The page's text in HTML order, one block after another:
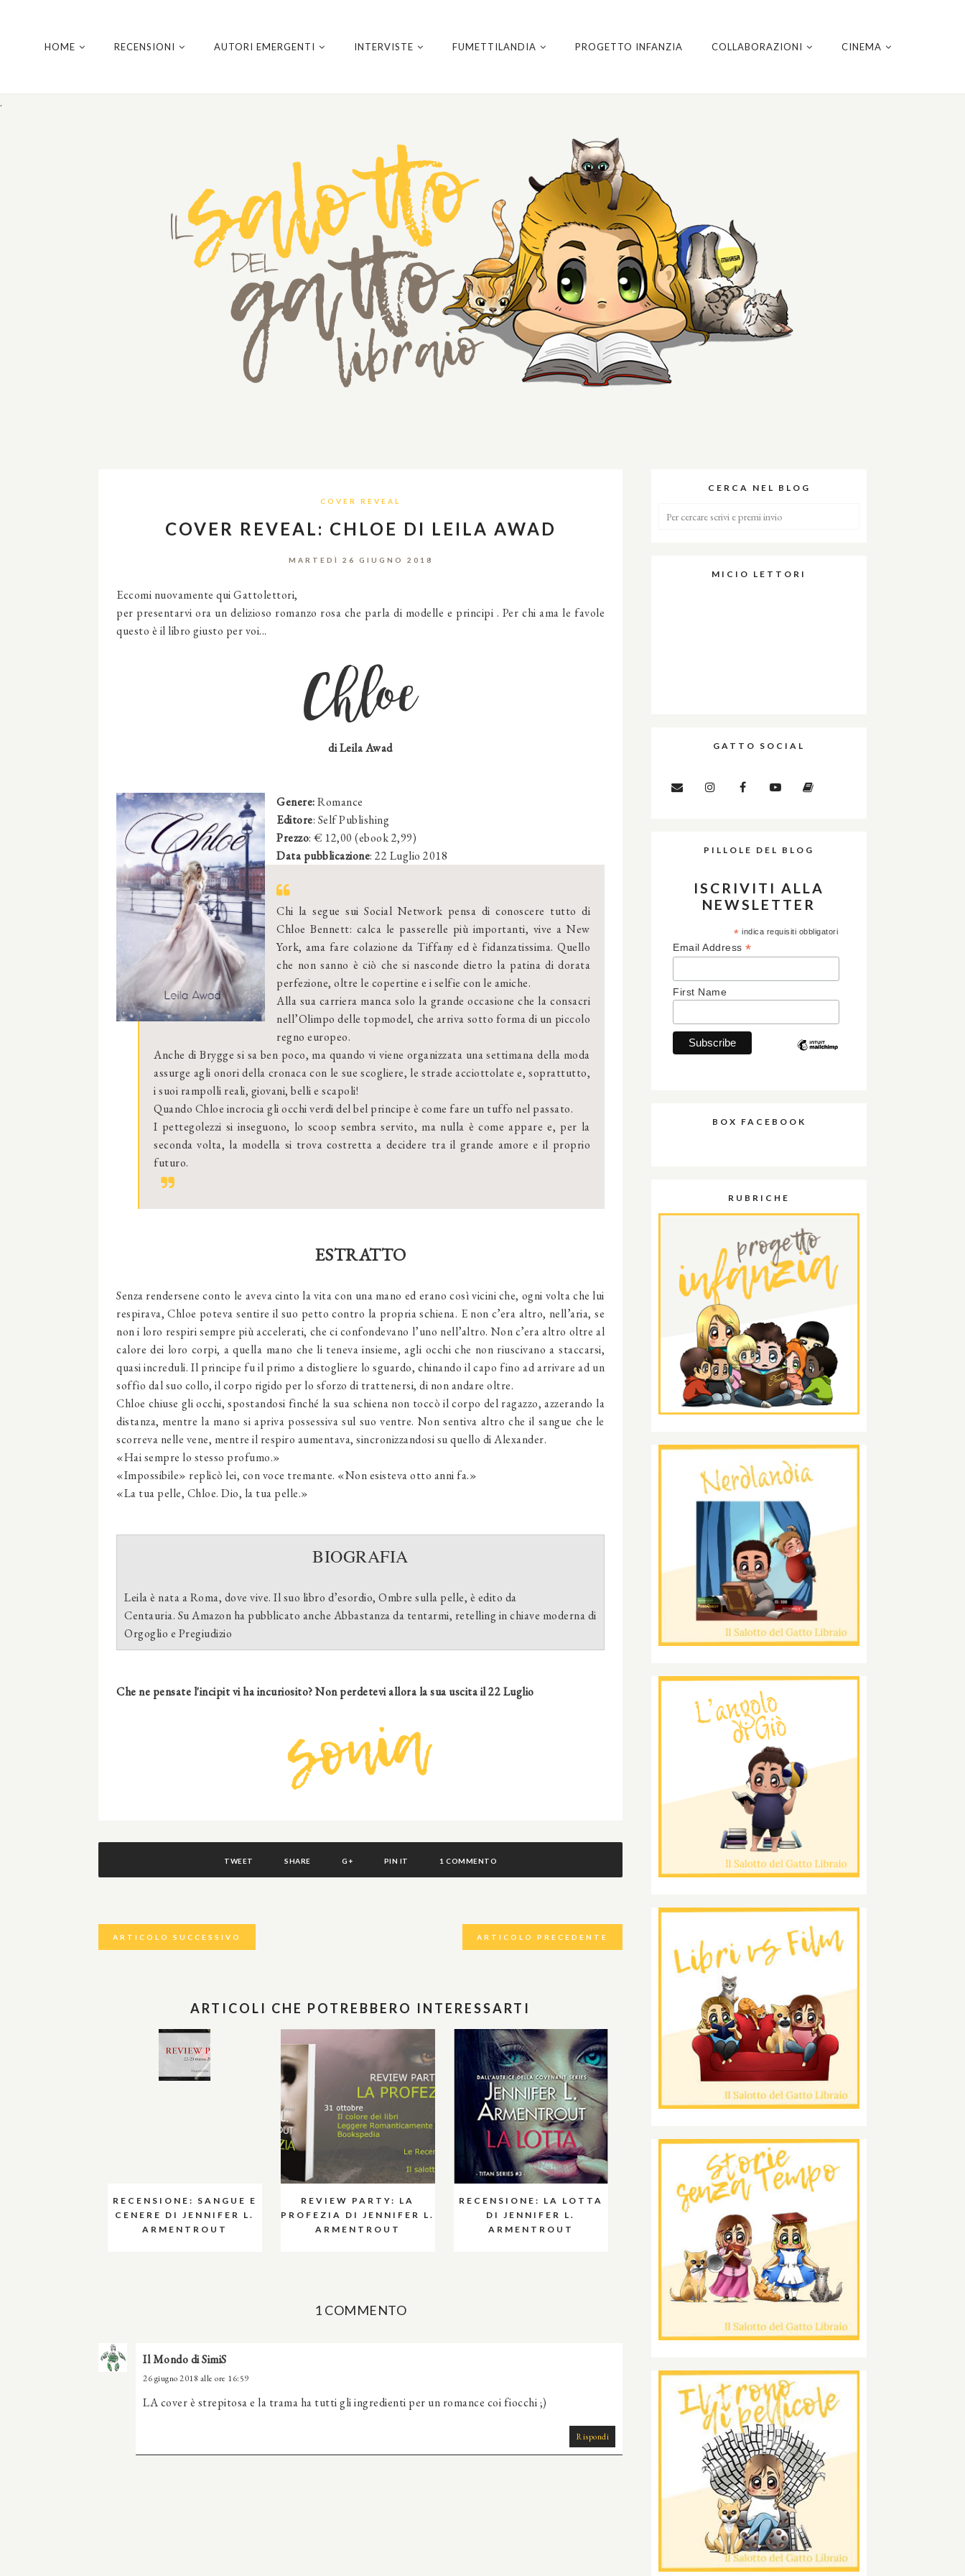
.
HOME RECENSIONI AUTORI EMERGENTI INTERVISTE FUMETTILANDIA PROGETTO INFANZIA COLLABORAZIONI CINEMA
COVER REVEAL
COVER REVEAL: CHLOE DI LEILA AWAD
MARTEDÌ 26 GIUGNO 2018
Eccomi nuovamente qui Gattolettori,
per presentarvi ora un delizioso romanzo rosa che parla di modelle e principi . Per chi ama le favole
questo è il libro giusto per voi...
Chloe
diLeila Awad
Genere:Romance
Editore: Self Publishing
Prezzo: € 12,00 (ebook 2,99)
Data pubblicazione: 22 Luglio 2018
Chi la segue sui Social Network pensa di conoscere tutto di
Chloe Bennett: calca le passerelle più importanti, vive a New
York, ama fare colazione da Tiffany ed è fidanzatissima. Quello
che non sanno è ciò che si nasconde dietro la patina di dorata
perfezione, oltre le copertine e i selfie con le amiche.
Alla sua carriera manca solo la grande occasione che la consacri
nell’Olimpo delle topmodel, che arriva sotto forma di un piccolo
regno europeo.
Anche di Brygge si sa ben poco, ma quando vi viene organizzata una settimana della moda
assurge agli onori della cronaca con le sue scogliere, le strade acciottolate e, soprattutto,
i suoi rampolli reali, giovani, belli e scapoli!
Quando Chloe incrocia gli occhi verdi del bel principe è come fare un tuffo nel passato.
I pettegolezzi si inseguono, lo scoop sembra servito, ma nulla è come appare e, per la
seconda volta, la modella si trova costretta a decidere tra il grande amore e il proprio
futuro.
ESTRATTO
Senza rendersene conto le aveva cinto la vita con una mano ed erano così vicini che, ogni volta che lui
respirava, Chloe poteva sentire il suo petto contro la propria schiena. E non c’era altro, nell’aria, se
non i loro respiri sempre più accelerati, che ci confondevano l’uno nell’altro. Non c’era altro oltre al
calore dei loro corpi, a quella mano che li teneva insieme, agli occhi che non riuscivano a staccarsi,
quasi increduli. Il principe fu il primo a distogliere lo sguardo, chinando il capo fino ad arrivare ad un
soffio dal suo collo, il corpo rigido per lo sforzo di trattenersi, di non andare oltre.
Chloe chiuse gli occhi, spostandosi finché la sua schiena non toccò il corpo del ragazzo, azzerando la
distanza, mentre la mano si apriva possessiva sul suo ventre. Non sentiva altro che il sangue che le
scorreva nelle vene, mentre il respiro aumentava, sincronizzandosi su quello di Alexander.
«Hai sempre lo stesso profumo.»
«Impossibile» replicò lei, con voce tremante. «Non esisteva otto anni fa.»
«La tua pelle, Chloe. Dio, la tua pelle.»
BIOGRAFIA
Leila è nata a Roma, dove vive. Il suo libro d’esordio, Ombre sulla pelle, è edito da
Centauria. Su Amazon ha pubblicato anche Abbastanza da tentarmi, retelling in chiave moderna di
Orgoglio e Pregiudizio
Che ne pensate l'incipit vi ha incuriosito? Non perdetevi allora la sua uscita il 22 Luglio
TWEET SHARE G+ PIN IT 1 COMMENTO
ARTICOLO SUCCESSIVO ARTICOLO PRECEDENTE
ARTICOLI CHE POTREBBERO INTERESSARTI
RECENSIONE: SANGUE E
CENERE DI JENNIFER L.
ARMENTROUT
REVIEW PARTY: LA
PROFEZIA DI JENNIFER L.
ARMENTROUT
RECENSIONE: LA LOTTA
DI JENNIFER L.
ARMENTROUT
1 COMMENTO
Il Mondo di SimiS
26 giugno 2018 alle ore 16:59
LA cover è strepitosa e la trama ha tutti gli ingredienti per un romance coi fiocchi ;)
Rispondi
CERCA NEL BLOG
MICIO LETTORI
GATTO SOCIAL
PILLOLE DEL BLOG
ISCRIVITI ALLA
NEWSLETTER
* indica requisiti obbligatori
Email Address *
First Name
BOX FACEBOOK
RUBRICHE